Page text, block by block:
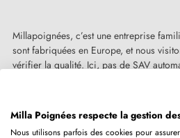
Millapoignées, c’est une entreprise
sont fabriquées en Europe, et nous
vérifier la qualité. Ici, pas de SAV
Milla Poignées respecte la gestion
Nous utilisons parfois des cookies pour